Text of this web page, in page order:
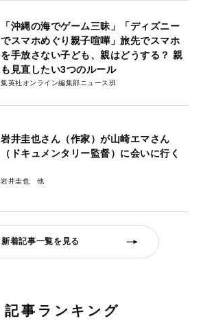
「沖縄の海でゲーム三昧」「ディズニー
でスマホめぐり親子喧嘩」旅先でスマホ
を手放さない子ども、親はどうする？ 親
も見直したい3つのルール
集英社オンライン編集部ニュース班
岩井圭也さん（作家）が山崎エマさん
（ドキュメンタリー監督）に会いに行く
岩井圭也
新着記事一覧を見る
記事ランキング